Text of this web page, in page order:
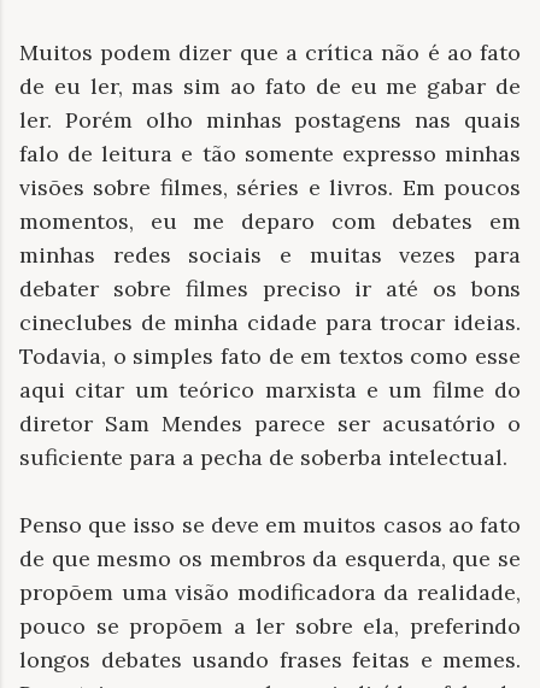
Muitos podem dizer que a crítica não é ao fato
de eu ler, mas sim ao fato de eu me gabar de
ler. Porém olho minhas postagens nas quais
falo de leitura e tão somente expresso minhas
visões sobre filmes, séries e livros. Em poucos
momentos, eu me deparo com debates em
minhas redes sociais e muitas vezes para
debater sobre filmes preciso ir até os bons
cineclubes de minha cidade para trocar ideias.
Todavia, o simples fato de em textos como esse
aqui citar um teórico marxista e um filme do
diretor Sam Mendes parece ser acusatório o
suficiente para a pecha de soberba intelectual.
Penso que isso se deve em muitos casos ao fato
de que mesmo os membros da esquerda, que se
propõem uma visão modificadora da realidade,
pouco se propõem a ler sobre ela, preferindo
longos debates usando frases feitas e memes.